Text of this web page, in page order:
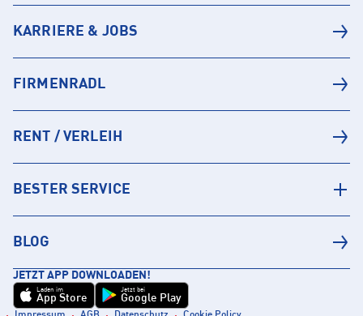
KARRIERE & JOBS
FIRMENRADL
RENT / VERLEIH
BESTER SERVICE
BLOG
JETZT APP DOWNLOADEN!
Laden im
App Store
Jetzt bei
Google Play